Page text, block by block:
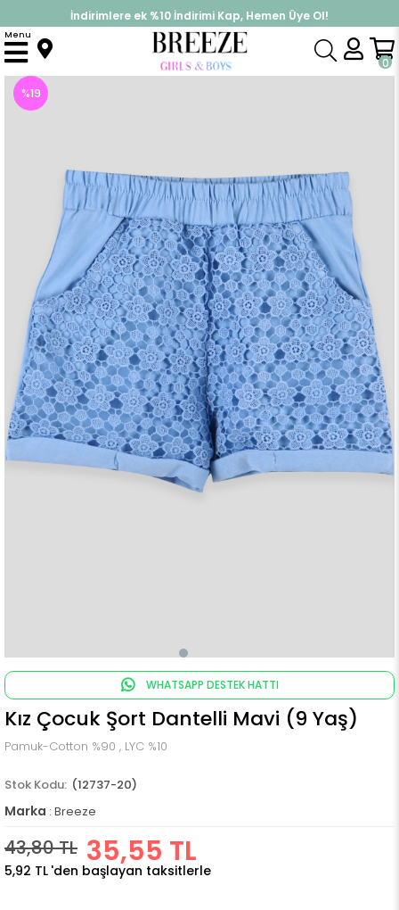
%30 Sepette Yaz İndirimi, Hemen Al!
İndirimlere ek %10 İndirimi Kap, Hemen Üye Ol!
0
Menu
Anasayfa Alt Giyim Kapri & Şort Kız Çocuk Şort Dantelli Mavi (9 Yaş)
%19
WHATSAPP DESTEK HATTI
Kız Çocuk Şort Dantelli Mavi (9 Yaş)
Pamuk-Cotton %90 , LYC %10
(12737-20)
Marka : Breeze
43,80 TL 35,55 TL
5,92 TL 'den başlayan taksitlerle